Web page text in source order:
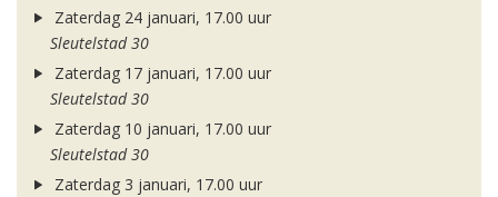
Zaterdag 24 januari, 17.00 uur
Sleutelstad 30
Zaterdag 17 januari, 17.00 uur
Sleutelstad 30
Zaterdag 10 januari, 17.00 uur
Sleutelstad 30
Zaterdag 3 januari, 17.00 uur